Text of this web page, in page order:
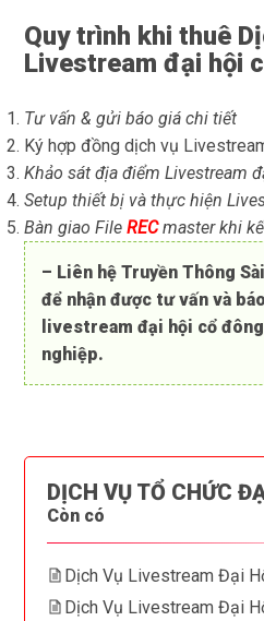
Quy trình khi thuê
Livestream đại hội
Tư vấn & gửi báo giá chi tiết
Ký hợp đồng dịch vụ
Khảo sát địa điểm Livestream
Setup thiết bị và thực hiện
Bàn giao FileRECmaster khi
– Liên hệTruyền Thông
để nhận được tư vấn và
livestream đại hội cổ
nghiệp.
DỊCH VỤ TỔ CHỨC
Còn có
Dịch Vụ Livestream Đại
Dịch Vụ Livestream Đại